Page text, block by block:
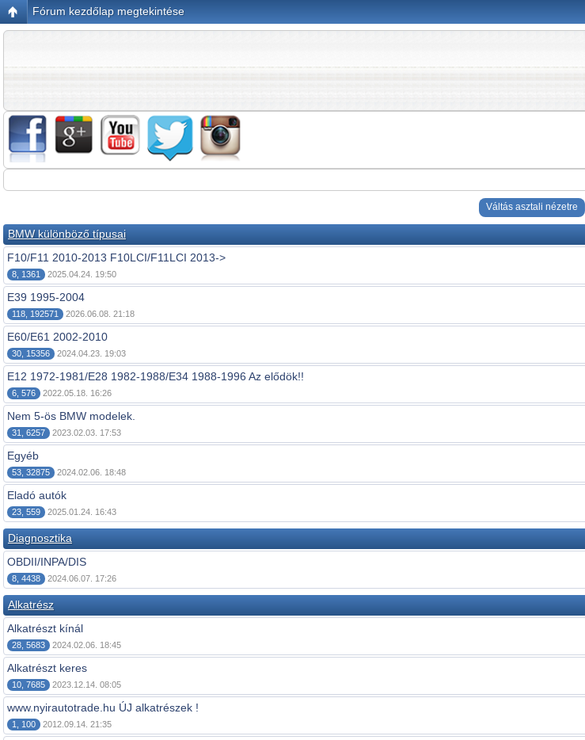
Fórum kezdőlap megtekintése
Váltás asztali nézetre
BMW különböző típusai
F10/F11 2010-2013 F10LCI/F11LCI 2013->
8, 1361 2025.04.24. 19:50
E39 1995-2004
118, 192571 2026.06.08. 21:18
E60/E61 2002-2010
30, 15356 2024.04.23. 19:03
E12 1972-1981/E28 1982-1988/E34 1988-1996 Az elődök!!
6, 576 2022.05.18. 16:26
Nem 5-ös BMW modelek.
31, 6257 2023.02.03. 17:53
Egyéb
53, 32875 2024.02.06. 18:48
Eladó autók
23, 559 2025.01.24. 16:43
Diagnosztika
OBDII/INPA/DIS
8, 4438 2024.06.07. 17:26
Alkatrész
Alkatrészt kínál
28, 5683 2024.02.06. 18:45
Alkatrészt keres
10, 7685 2023.12.14. 08:05
www.nyirautotrade.hu ÚJ alkatrészek !
1, 100 2012.09.14. 21:35